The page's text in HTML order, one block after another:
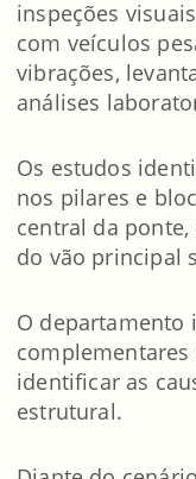
inspeções
com veículos
vibrações,
análises
Os estudos
nos pilares e
central da
do vão principal
O departamento
identificar as
estrutural.